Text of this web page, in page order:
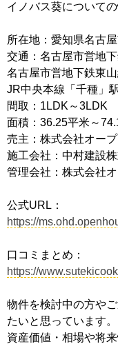
イノバス葵について
所在地：愛知県名古
交通：名古屋市営地
名古屋市営地下鉄東
JR中央本線「千種」
間取：1LDK～3LDK
面積：36.25平米～
売主：株式会社オー
施工会社：中村建設
管理会社：株式会社
公式URL：
https://
口コミまとめ：
https://
物件を検討中の方や
たいと思っています。
資産価値・相場や将